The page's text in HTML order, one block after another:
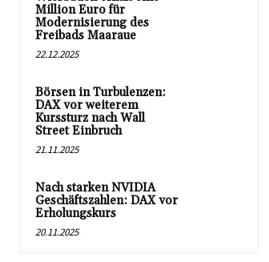
Million Euro für
Modernisierung des
Freibads Maaraue
22.12.2025
Börsen in Turbulenzen:
DAX vor weiterem
Kurssturz nach Wall
Street Einbruch
21.11.2025
Nach starken NVIDIA
Geschäftszahlen: DAX vor
Erholungskurs
20.11.2025